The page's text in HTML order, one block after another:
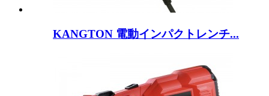
KANGTON 電動インパクトレンチ...